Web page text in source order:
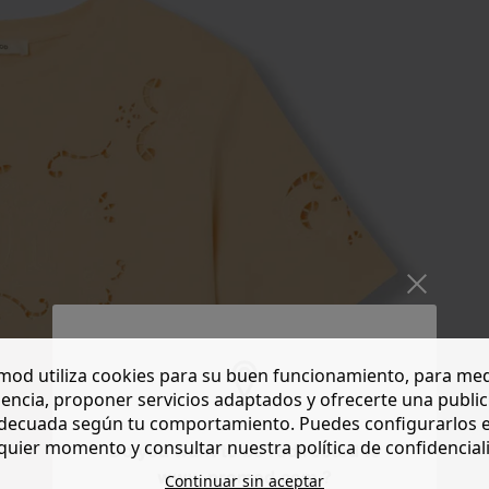
Do you want to be redirected to
www.promod.com ?
utiliza cookies para su buen funcionamiento, para
proponer servicios adaptados y ofrecerte una
según tu comportamiento. Puedes configurarlos
momento y consultar nuestra política de
Continuar sin aceptar